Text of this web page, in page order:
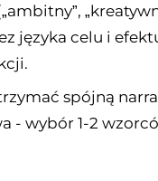
języka celu i
spójną
- wybór 1-2